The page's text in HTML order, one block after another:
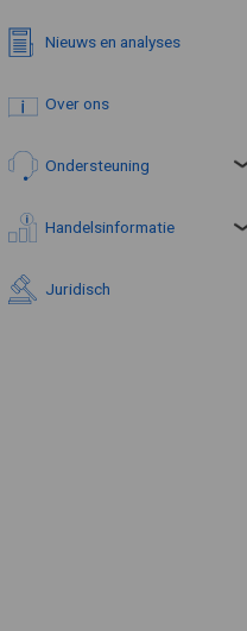
Nieuws en analyses
Over ons
Ondersteuning
Handelsinformatie
Juridisch